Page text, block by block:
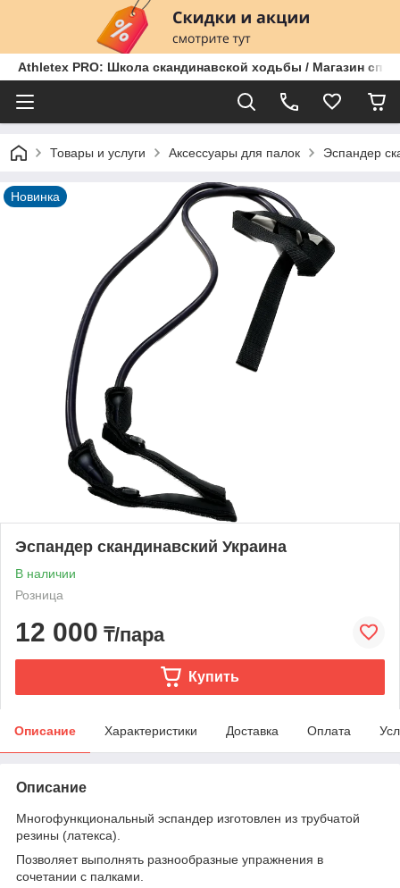
Athletex PRO: Школа скандинавской ходьбы / Магазин
Товары и услуги Аксессуары для палок Эспандер
Новинка
Эспандер скандинавский Украина
В наличии
Розница
12 000 ₸/пара
Купить
Описание Характеристики Доставка Оплата
Описание
Многофункциональный эспандер изготовлен из трубчатой
резины (латекса).
Позволяет выполнять разнообразные упражнения в
сочетании с палками.